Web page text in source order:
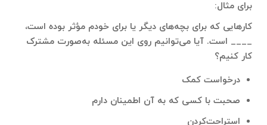
برای مثال:
کارهایی که برای بچه‌های دیگر یا برای خودم مؤثر بوده است،
____ است. آیا می‌توانیم روی این مسئله به‌صورت مشترک
کار کنیم؟
درخواست کمک
صحبت با کسی که به آن اطمینان دارم
استراحت‌کردن